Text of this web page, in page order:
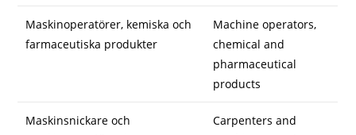
Maskinoperatörer, kemiska och
farmaceutiska produkter
Machine operators,
chemical and
pharmaceutical
products
Maskinsnickare och
Carpenters and